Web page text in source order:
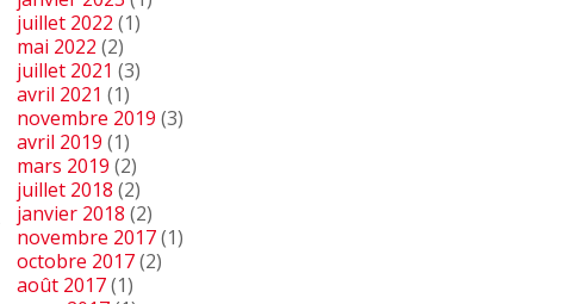
juillet 2022 (1)
mai 2022 (2)
juillet 2021 (3)
avril 2021 (1)
novembre 2019 (3)
avril 2019 (1)
mars 2019 (2)
juillet 2018 (2)
janvier 2018 (2)
novembre 2017(1)
octobre 2017(2)
août 2017(1)